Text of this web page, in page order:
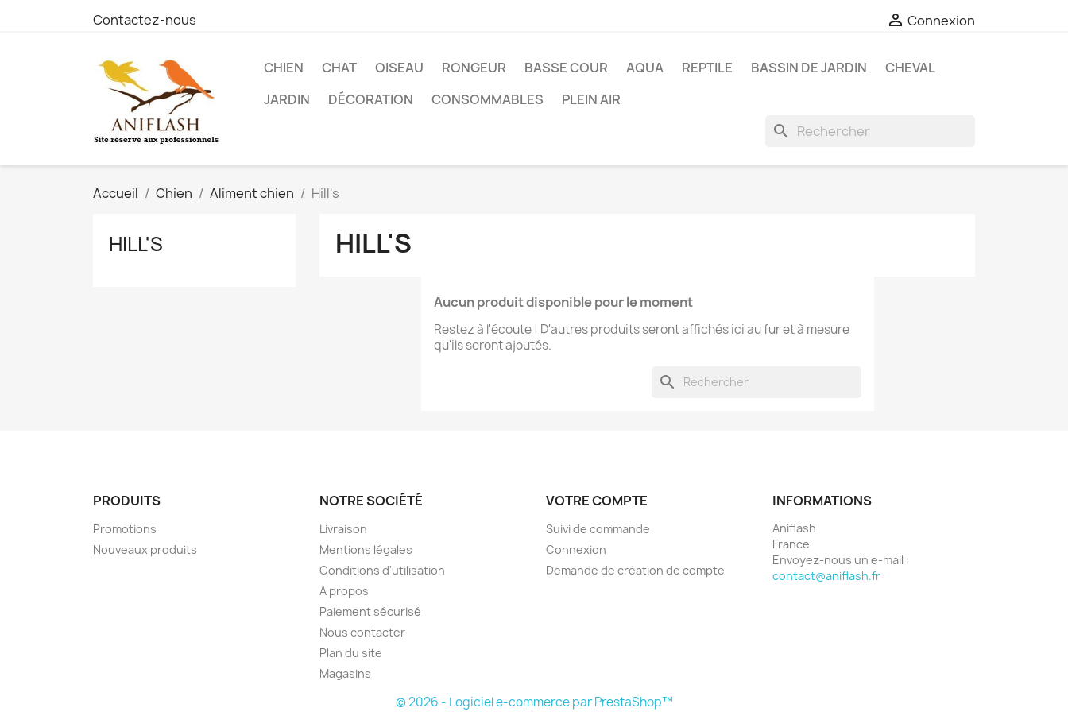
Contactez-nous  Connexion
CHIEN CHAT OISEAU RONGEUR BASSE COUR AQUA REPTILE BASSIN DE JARDIN
CHEVAL
JARDIN
DÉCORATION CONSOMMABLES PLEIN AIR
search
Accueil Chien Aliment chien Hill's
HILL'S HILL'S
Aucun produit disponible pour le moment
Restez à l'écoute ! D'autres produits seront affichés ici au fur et à mesure
qu'ils seront ajoutés.
search
PRODUITS
Promotions
Nouveaux produits
NOTRE SOCIÉTÉ
Livraison
Mentions légales
Conditions d'utilisation
A propos
Paiement sécurisé
Nous contacter
Plan du site
Magasins
VOTRE COMPTE
Suivi de commande
Connexion
Demande de création de compte
INFORMATIONS
Aniflash
France
Envoyez-nous un e-mail :
contact@aniflash.fr
© 2026 - Logiciel e-commerce par PrestaShop™